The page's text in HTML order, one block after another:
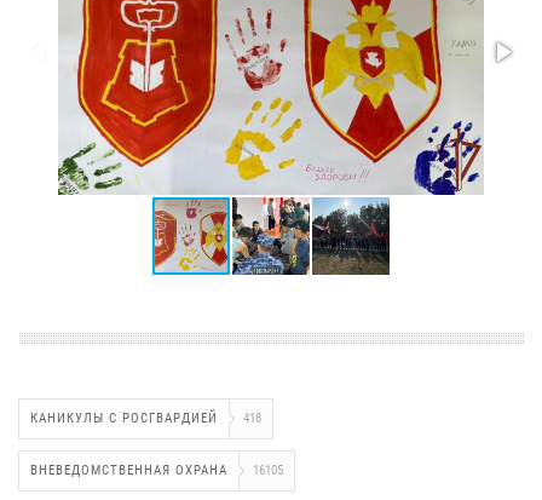
КАНИКУЛЫ С РОСГВАРДИЕЙ 418
ВНЕВЕДОМСТВЕННАЯ ОХРАНА 16105